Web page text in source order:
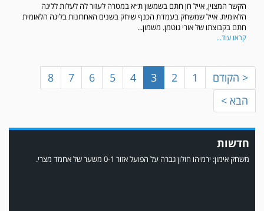
הקשר המצוין, אייל חן חתם בשמשון ת״א במטרה לעזור לה לעלות לליגה
הלאומית. אייל שמשחק בעמדת הכנף שיחק בשנים האחרונות בליגה הלאומית
חתם בקבוצתו של אורי גוטמן. משמון...
קראו עוד...
< הקודם 1
2
3
4
5
6
7
8
הבא >
חדשות
משחק אימון: ירמיהו חולון גברה על הפועל אזור 0-1 משער של אחמד מצרי.